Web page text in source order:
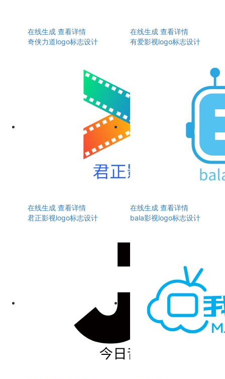
在线生成 查看详情
奇侠力道logo标志设计
在线生成 查看详情
有爱影视logo标志设计
在线生成 查看详情
君正影视logo标志设计
在线生成 查看详情
bala影视logo标志设计